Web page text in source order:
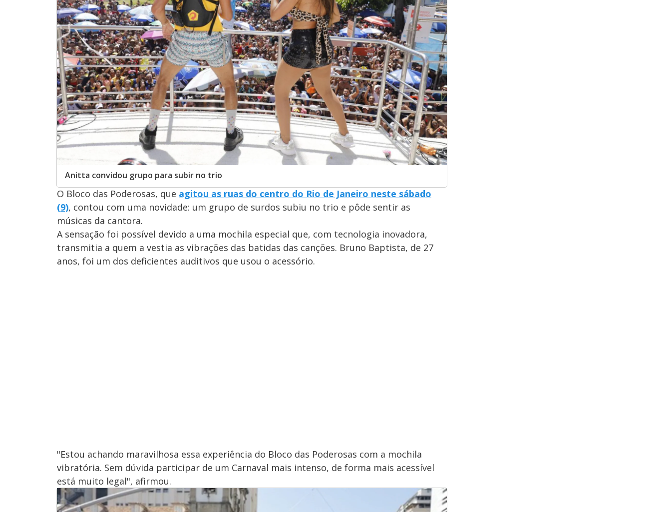
Anitta convidou grupo para subir no trio
O Bloco das Poderosas, que agitou as ruas do centro do Rio de Janeiro neste sábado
(9), contou com uma novidade: um grupo de surdos subiu no trio e pôde sentir as
músicas da cantora.
A sensação foi possível devido a uma mochila especial que, com tecnologia inovadora,
transmitia a quem a vestia as vibrações das batidas das canções. Bruno Baptista, de 27
anos, foi um dos deficientes auditivos que usou o acessório.
"Estou achando maravilhosa essa experiência do Bloco das Poderosas com a mochila
vibratória. Sem dúvida participar de um Carnaval mais intenso, de forma mais acessível
está muito legal", afirmou.